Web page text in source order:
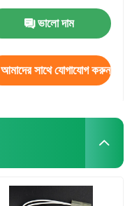
ভালো দাম
আমাদের সাথে যোগাযোগ করুন